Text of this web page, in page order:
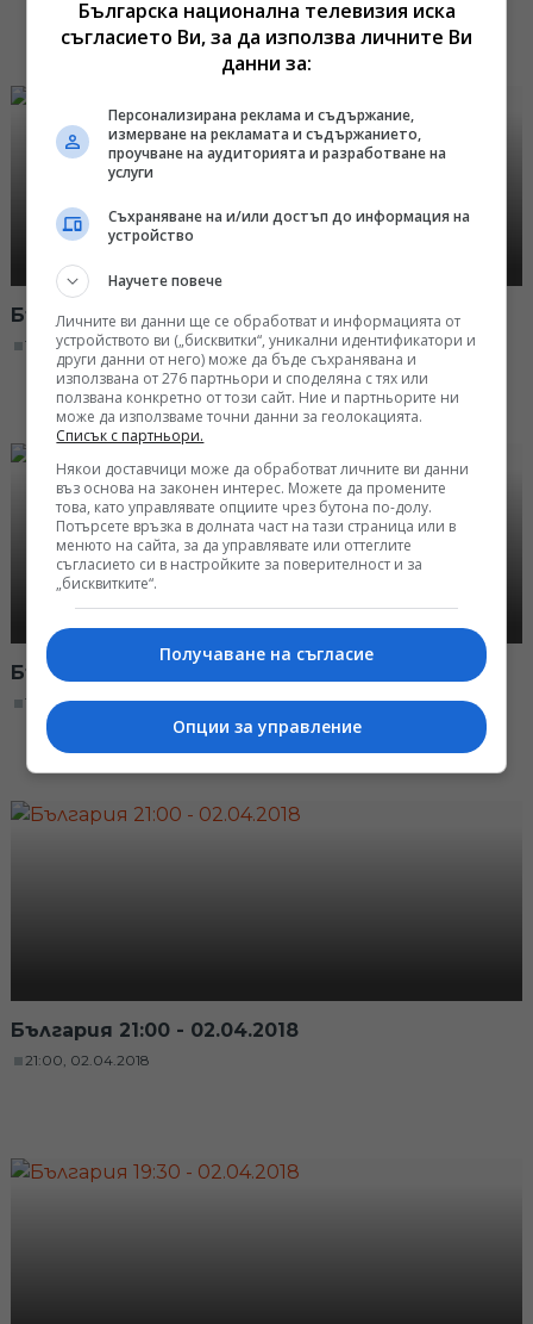
България 19:30 - 03.04.2018
19:30, 03.04.2018
България 12:30 - 3.04.2018
13:08, 03.04.2018
България 21:00 - 02.04.2018
21:00, 02.04.2018
Българска национална телевизия иска
съгласието Ви, за да използва личните Ви
данни за:
Персонализирана реклама и съдържание,
измерване на рекламата и съдържанието,
проучване на аудиторията и разработване на
услуги
Съхраняване на и/или достъп до информация на
устройство
Научете повече
Личните ви данни ще се обработват и информацията от
устройството ви („бисквитки“, уникални идентификатори и
други данни от него) може да бъде съхранявана и
използвана от 276 партньори и споделяна с тях или
ползвана конкретно от този сайт. Ние и партньорите ни
може да използваме точни данни за геолокацията.
Списък с партньори.
Някои доставчици може да обработват личните ви данни
въз основа на законен интерес. Можете да промените
това, като управлявате опциите чрез бутона по-долу.
Потърсете връзка в долната част на тази страница или в
менюто на сайта, за да управлявате или оттеглите
съгласието си в настройките за поверителност и за
„бисквитките“.
Получаване на съгласие
Опции за управление